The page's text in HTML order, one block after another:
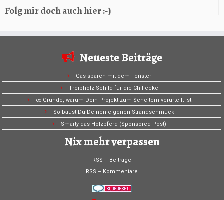
Folg mir doch auch hier :-)
Neueste Beiträge
Gas sparen mit dem Fenster
Treibholz Schild für die Chillecke
∞ Gründe, warum Dein Projekt zum Scheitern verurteilt ist
So baust Du Deinen eigenen Strandschmuck
Smarty das Holzpferd (Sponsored Post)
Nix mehr verpassen
RSS – Beiträge
RSS – Kommentare